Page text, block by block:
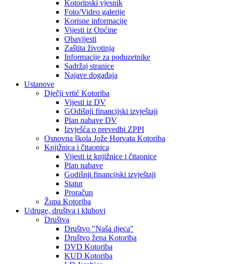
Kotoripski vjesnik
Foto/Video galerije
Korisne informacije
Vijesti iz Općine
Obavijesti
Zaštita životinja
Informacije za poduzetnike
Sadržaj stranice
Najave događaja
Ustanove
Dječji vrtić Kotoriba
Vijesti iz DV
GOdišnji financijski izvještaji
Plan nabave DV
Izvješća o prevedbi ZPPI
Osnovna škola Jože Horvata Kotoriba
Knjižnica i čitaonica
Vijesti iz knjižnice i čitaonice
Plan nabave
Godišnji financijski izvještaji
Statut
Proračun
Župa Kotoriba
Udruge, društva i klubovi
Društva
Društvo "Naša djeca"
Društvo žena Kotoriba
DVD Kotoriba
KUD Kotoriba